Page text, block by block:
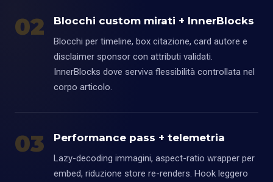
02 Blocchi custom mirati + InnerBlocks
Blocchi per timeline, box citazione, card autore e
disclaimer sponsor con attributi validati.
InnerBlocks dove serviva flessibilità controllata nel
corpo articolo.
03 Performance pass + telemetria
Lazy-decoding immagini, aspect-ratio wrapper per
embed, riduzione store re-renders. Hook leggero